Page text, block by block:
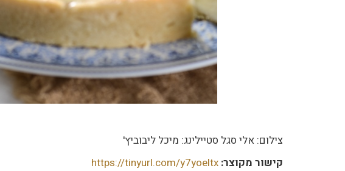
צילום: אלי סגל סטיילינג: מיכל ליבוביץ'
קישור מקוצר: https://tinyurl.com/y7yoeltx